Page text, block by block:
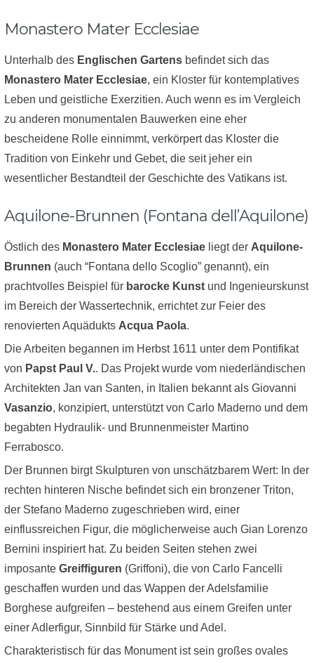
Monastero Mater Ecclesiae
Unterhalb des Englischen Gartens befindet sich das
Monastero Mater Ecclesiae, ein Kloster für kontemplatives
Leben und geistliche Exerzitien. Auch wenn es im Vergleich
zu anderen monumentalen Bauwerken eine eher
bescheidene Rolle einnimmt, verkörpert das Kloster die
Tradition von Einkehr und Gebet, die seit jeher ein
wesentlicher Bestandteil der Geschichte des Vatikans ist.
Aquilone-Brunnen (Fontana dell’Aquilone)
Östlich des Monastero Mater Ecclesiae liegt der Aquilone-
Brunnen (auch “Fontana dello Scoglio” genannt), ein
prachtvolles Beispiel für barocke Kunst und Ingenieurskunst
im Bereich der Wassertechnik, errichtet zur Feier des
renovierten Aquädukts Acqua Paola.
Die Arbeiten begannen im Herbst 1611 unter dem Pontifikat
von Papst Paul V.. Das Projekt wurde vom niederländischen
Architekten Jan van Santen, in Italien bekannt als Giovanni
Vasanzio, konzipiert, unterstützt von Carlo Maderno und dem
begabten Hydraulik- und Brunnenmeister Martino
Ferrabosco.
Der Brunnen birgt Skulpturen von unschätzbarem Wert: In der
rechten hinteren Nische befindet sich ein bronzener Triton,
der Stefano Maderno zugeschrieben wird, einer
einflussreichen Figur, die möglicherweise auch Gian Lorenzo
Bernini inspiriert hat. Zu beiden Seiten stehen zwei
imposante Greiffiguren (Griffoni), die von Carlo Fancelli
geschaffen wurden und das Wappen der Adelsfamilie
Borghese aufgreifen – bestehend aus einem Greifen unter
einer Adlerfigur, Sinnbild für Stärke und Adel.
Charakteristisch für das Monument ist sein großes ovales